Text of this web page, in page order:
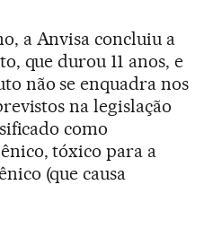
a Anvisa concluiu a
que durou 11 anos, e
não se enquadra nos
na legislação
como
tóxico para a
(que causa